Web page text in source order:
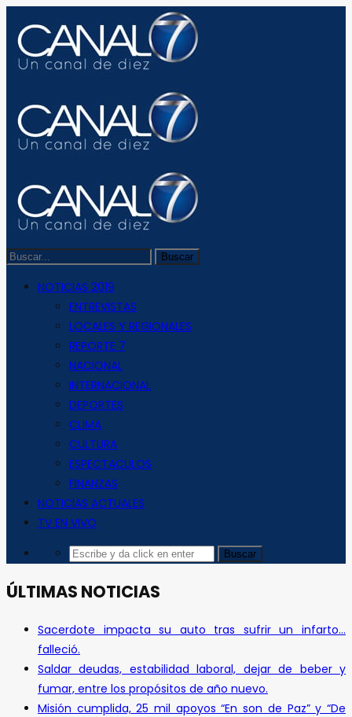
NOTICIAS 2019
ENTREVISTAS
LOCALES Y REGIONALES
REPORTE 7
NACIONAL
INTERNACIONAL
DEPORTES
CLIMA
CULTURA
ESPECTACULOS
FINANZAS
NOTICIAS ACTUALES
TV EN VIVO
ÚLTIMAS NOTICIAS
Sacerdote impacta su auto tras sufrir un infarto…
falleció.
Saldar deudas, estabilidad laboral, dejar de beber y
fumar, entre los propósitos de año nuevo.
Misión cumplida, 25 mil apoyos “En son de Paz” y “De